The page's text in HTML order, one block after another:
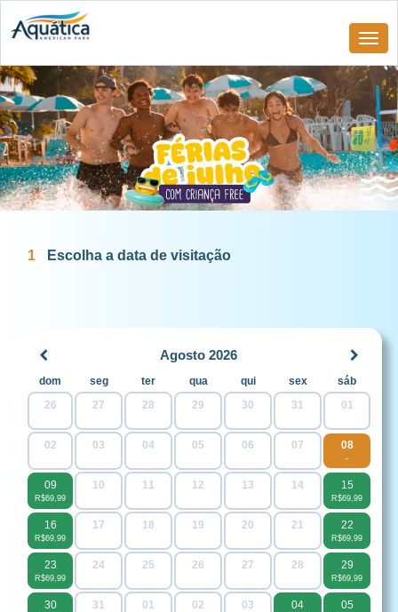
1 Escolha a data de visitação
Agosto 2026
dom seg ter qua qui sex
sáb
26
27 28 29 30 31 01
02 03 04 05 06 07 08
-
09
R$69,99
10 11 12 13 14 15
R$69,99
16
R$69,99
17 18 19 20 21 22
R$69,99
23
R$69,99
24 25 26 27 28 29
R$69,99
30 31 01 02 03 04 05